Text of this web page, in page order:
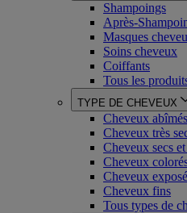
Shampoings
Après-
Masques
Soins cheveux
Coiffants
Tous les
TYPE DE CHEVEUX
Cheveux
Cheveux très
Cheveux secs et
Cheveux
Cheveux
Cheveux fins
Tous types de